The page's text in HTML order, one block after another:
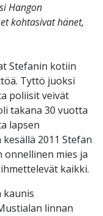
Hangon
kohtasivat hänet,
Stefanin kotiin
Tyttö juoksi
poliisit veivät
takana 30 vuotta
lapsen
2011 Stefan
onnellinen mies ja
kaikki.
kaunis
linnan